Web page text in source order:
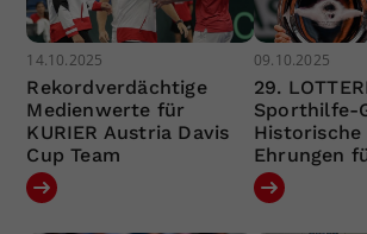
14.10.2025
Rekordverdächtige
Medienwerte für
KURIER Austria Davis
Cup Team
09.10.2025
29.
Sporthilfe-
Historische
Ehrungen